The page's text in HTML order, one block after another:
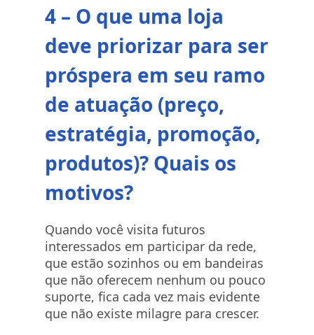
4 – O que uma loja
deve priorizar para ser
próspera em seu ramo
de atuação (preço,
estratégia, promoção,
produtos)? Quais os
motivos?
Quando você visita futuros
interessados em participar da rede,
que estão sozinhos ou em bandeiras
que não oferecem nenhum ou pouco
suporte, fica cada vez mais evidente
que não existe milagre para crescer.